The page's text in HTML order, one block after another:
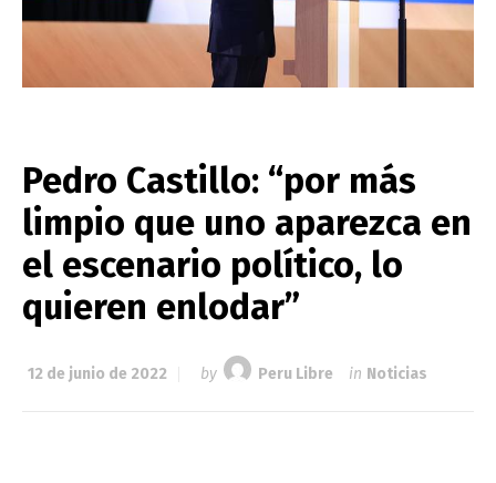
Pedro Castillo: “por más
limpio que uno aparezca en
el escenario político, lo
quieren enlodar”
12 de junio de 2022 by Peru Libre in Noticias